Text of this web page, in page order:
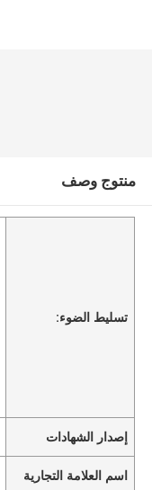
منتوج وصف
تسليط الضوء:
إصدار الشهادات
اسم العلامة التجارية